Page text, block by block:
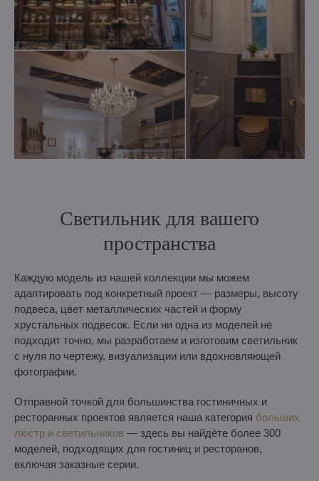
Светильник для вашего
пространства
Каждую модель из нашей коллекции мы можем
адаптировать под конкретный проект — размеры, высоту
подвеса, цвет металлических частей и форму
хрустальных подвесок. Если ни одна из моделей не
подходит точно, мы разработаем и изготовим светильник
с нуля по чертежу, визуализации или вдохновляющей
фотографии.
Отправной точкой для большинства гостиничных и
ресторанных проектов является наша категория больших
люстр и светильников — здесь вы найдёте более 300
моделей, подходящих для гостиниц и ресторанов,
включая заказные серии.